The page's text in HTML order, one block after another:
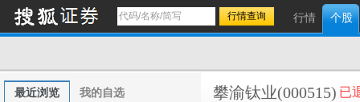
行情 个股
最近浏览 我的自选 攀渝钛业(000515) 已